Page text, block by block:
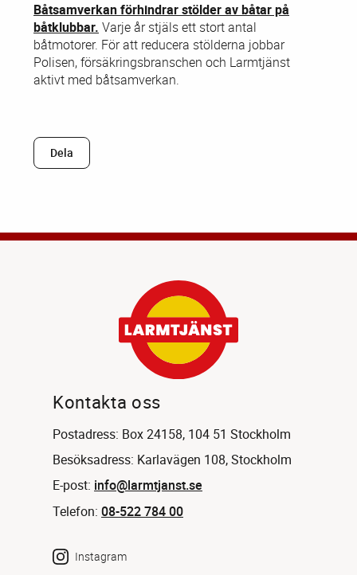
Båtsamverkan förhindrar stölder av båtar på
båtklubbar. Varje år stjäls ett stort antal
båtmotorer. För att reducera stölderna jobbar
Polisen, försäkringsbranschen och Larmtjänst
aktivt med båtsamverkan.
Dela
Kontakta oss
Postadress: Box 24158, 104 51 Stockholm
Besöksadress: Karlavägen 108, Stockholm
E-post: info@larmtjanst.se
Telefon: 08-522 784 00
Instagram